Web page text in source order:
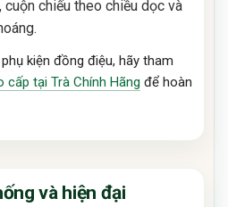
cuộn chiếu theo chiều dọc và
kiện đồng điệu, hãy tham
cấp tại Trà Chính Hãng để hoàn
và hiện đại